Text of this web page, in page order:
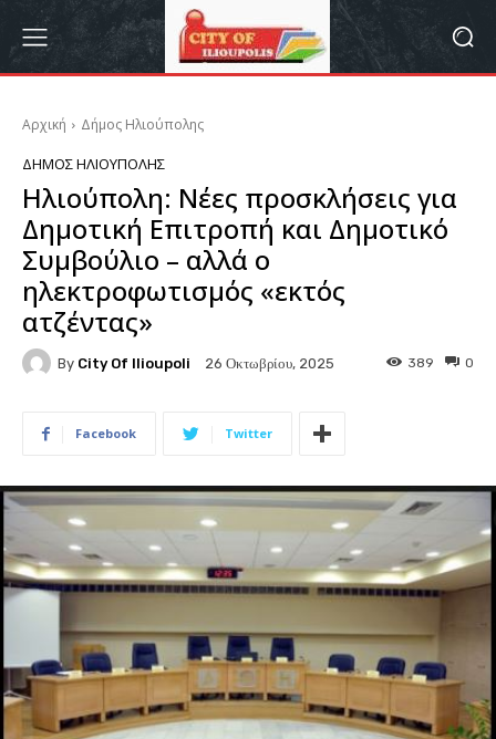
Αρχική Δήμος Ηλιούπολης
ΔΉΜΟΣ ΗΛΙΟΎΠΟΛΗΣ
Ηλιούπολη: Νέες προσκλήσεις για
Δημοτική Επιτροπή και Δημοτικό
Συμβούλιο – αλλά ο
ηλεκτροφωτισμός «εκτός
ατζέντας»
By City Of Ilioupoli 26 Οκτωβρίου, 2025 0
389
Facebook Twitter